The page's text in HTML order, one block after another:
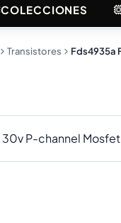
COLECCIONES
Transistores Fds4935a